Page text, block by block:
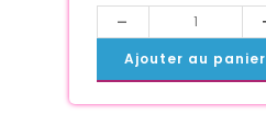
-
Ajouter au panier